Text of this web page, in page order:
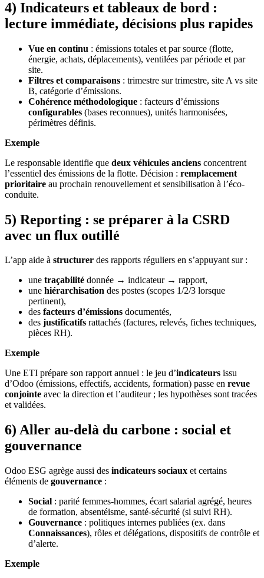
4) Indicateurs et tableaux de bord :
lecture immédiate, décisions plus rapides
Vue en continu : émissions totales et par source (flotte,
énergie, achats, déplacements), ventilées par période et par
site.
Filtres et comparaisons : trimestre sur trimestre, site A vs site
B, catégorie d’émissions.
Cohérence méthodologique : facteurs d’émissions
configurables (bases reconnues), unités harmonisées,
périmètres définis.
Exemple
Le responsable identifie que deux véhicules anciens concentrent
l’essentiel des émissions de la flotte. Décision : remplacement
prioritaire au prochain renouvellement et sensibilisation à l’éco-
conduite.
5) Reporting : se préparer à la CSRD
avec un flux outillé
L’app aide à structurer des rapports réguliers en s’appuyant sur :
une traçabilité donnée → indicateur → rapport,
une hiérarchisation des postes (scopes 1/2/3 lorsque
pertinent),
des facteurs d’émissions documentés,
des justificatifs rattachés (factures, relevés, fiches techniques,
pièces RH).
Exemple
Une ETI prépare son rapport annuel : le jeu d’indicateurs issu
d’Odoo (émissions, effectifs, accidents, formation) passe en revue
conjointe avec la direction et l’auditeur ; les hypothèses sont tracées
et validées.
6) Aller au-delà du carbone : social et
gouvernance
Odoo ESG agrège aussi des indicateurs sociaux et certains
éléments de gouvernance :
Social : parité femmes-hommes, écart salarial agrégé, heures
de formation, absentéisme, santé-sécurité (si suivi RH).
Gouvernance : politiques internes publiées (ex. dans
Connaissances), rôles et délégations, dispositifs de contrôle et
d’alerte.
Exemple